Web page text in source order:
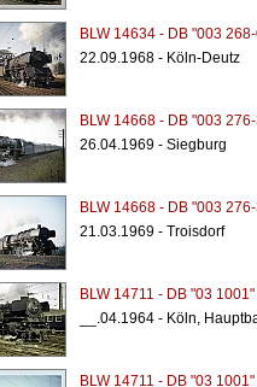
BLW 14634 - DB "003
22.09.1968 - Köln-Deutz
BLW 14668 - DB "003
26.04.1969 - Siegburg
BLW 14668 - DB "003
21.03.1969 - Troisdorf
BLW 14711 - DB "03 1001"
__.04.1964 - Köln,
BLW 14711 - DB "03 1001"